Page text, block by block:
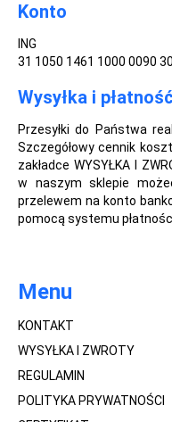
Konto
ING
31 1050 1461 1000 0090
Wysyłka i płatność
Przesyłki do Państwa
Szczegółowy cennik
zakładce WYSYŁKA I
w naszym sklepie
przelewem na konto
pomocą systemu
Menu
KONTAKT
WYSYŁKA I ZWROTY
REGULAMIN
POLITYKA PRYWATNOŚCI